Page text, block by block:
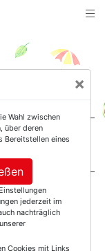
×
Wahl zwischen
über deren
Bereitstellen eines
jederzeit im
nachträglich
Cookies mit Links